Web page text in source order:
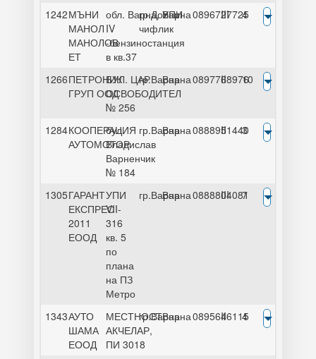
1242МЪНИ
МАНОЛ
МАНОЛОВ
ЕТ
обл. Варна, УПИ
IV
-бензиностанция
в кв.37
гр.Долни
чифлик
Варна0896727725
III 4
1266ПЕТРОНИК
ГРУП ООД
БУЛ. ЦАР
ОСВОБОДИТЕЛ
№ 256
гр.Варна
Варна0897768976
II 10
1284КООПЕРАЦИЯ
АУТОМОТОР
бул.
Владислав
Варненчик
№ 184
гр.Варна
Варна0888951440
II 3
1305ГАРАНТ
ЕКСПРЕС
2011
ЕООД
УПИ
VII-
316
кв. 5
по
плана
на ПЗ
Метро
гр.Варна
Варна0888804081
III 7
1343АУТО
ШАМА
ЕООД
МЕСТНОСТ
АКЧЕЛАР,
ПИ 3018
гр.Варна
Варна0895646115
II 4